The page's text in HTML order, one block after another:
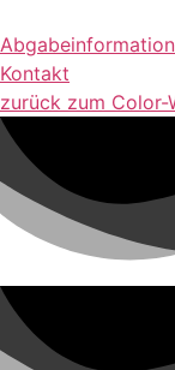
Kontakt
zurück zum Color-